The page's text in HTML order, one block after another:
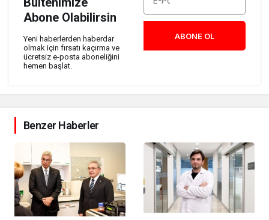
Abone Olabilirsin
Yeni haberlerden haberdar
olmak için fırsatı kaçırma ve
ücretsiz e-posta aboneliğini
hemen başlat.
ABONE OL
Benzer Haberler